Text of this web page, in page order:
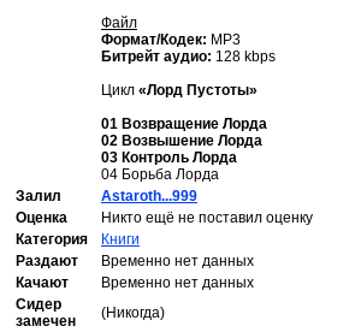
Файл
Формат/Кодек: MP3
Битрейт аудио: 128 kbps
Цикл «Лорд Пустоты»
01 Возвращение Лорда
02 Возвышение Лорда
03 Контроль Лорда
04 Борьба Лорда
Залил
Astaroth...999
Оценка
Никто ещё не поставил оценку
Категория
Книги
Раздают
Временно нет данных
Качают
Временно нет данных
Сидер
замечен
(Никогда)